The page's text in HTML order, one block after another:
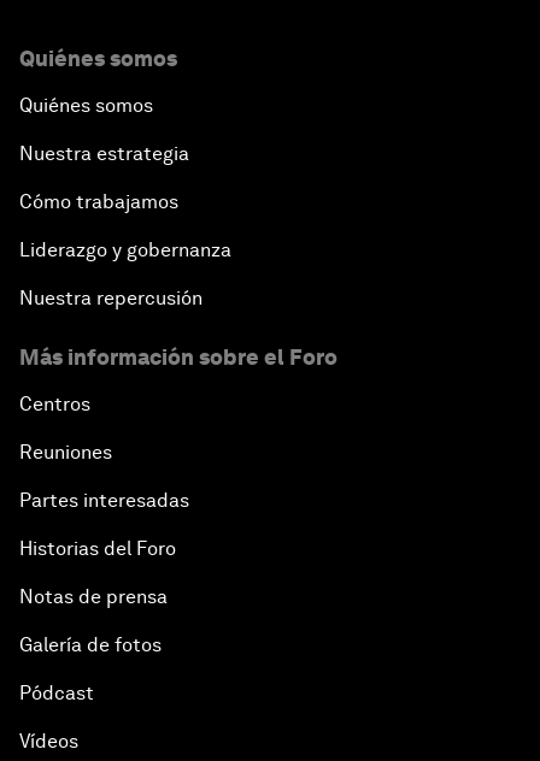
Quiénes somos
Quiénes somos
Nuestra estrategia
Cómo trabajamos
Liderazgo y gobernanza
Nuestra repercusión
Más información sobre el Foro
Centros
Reuniones
Partes interesadas
Historias del Foro
Notas de prensa
Galería de fotos
Pódcast
Vídeos